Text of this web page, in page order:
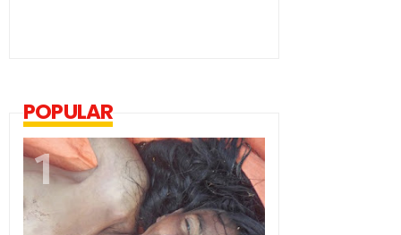
POPULAR